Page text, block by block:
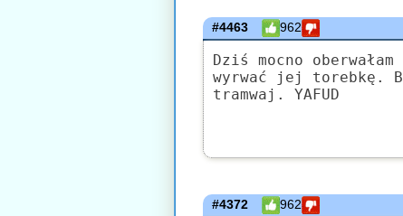
#4463 962
Dziś mocno
wyrwać jej torebkę.
tramwaj. YAFUD
#4372 962